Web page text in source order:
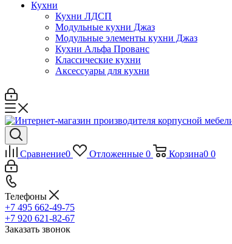
Кухни
Кухни ЛДСП
Модульные кухни Джаз
Модульные элементы кухни Джаз
Кухни Альфа Прованс
Классические кухни
Аксессуары для кухни
Сравнение0 Отложенные 0 Корзина0 0
Телефоны
+7 495 662-49-75
+7 920 621-82-67
Заказать звонок